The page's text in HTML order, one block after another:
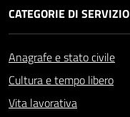
CATEGORIE DI SERVIZIO
Anagrafe e stato civile
Cultura e tempo libero
Vita lavorativa